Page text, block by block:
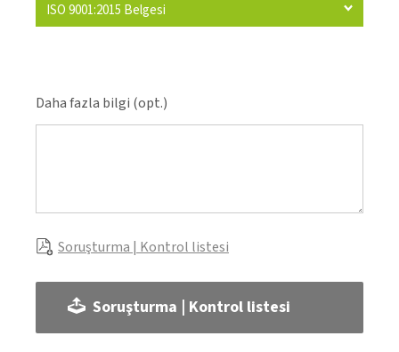
ISO 9001:2015 Belgesi
Daha fazla bilgi (opt.)
Soruşturma | Kontrol listesi
Soruşturma | Kontrol listesi